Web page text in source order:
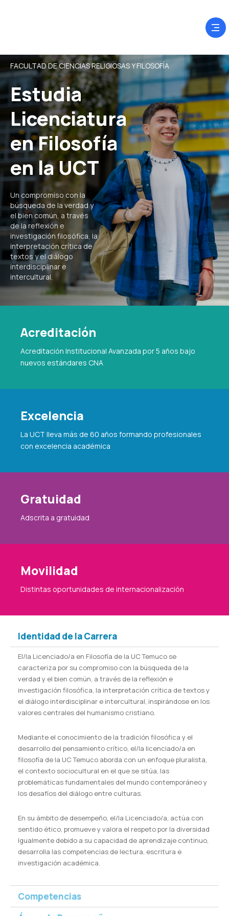
FACULTAD DE CIENCIAS RELIGIOSAS Y FILOSOFÍA
Estudia
Licenciatura
en Filosofía
en la UCT
Un compromiso con la
búsqueda de la verdad y
el bien común, a través
de la reflexión e
investigación filosófica, la
interpretación crítica de
textos y el diálogo
interdisciplinar e
intercultural.
Acreditación
Acreditación Institucional Avanzada por 5 años bajo
nuevos estándares CNA
Excelencia
La UCT lleva más de 60 años formando profesionales
con excelencia académica
Gratuidad
Adscrita a gratuidad
Movilidad
Distintas oportunidades de internacionalización
Identidad de la Carrera
El/la Licenciado/a en Filosofía de la UC Temuco se
caracteriza por su compromiso con la búsqueda de la
verdad y el bien común, a través de la reflexión e
investigación filosófica, la interpretación crítica de textos y
el diálogo interdisciplinar e intercultural, inspirándose en los
valores centrales del humanismo cristiano.
Mediante el conocimiento de la tradición filosófica y el
desarrollo del pensamiento crítico, el/la licenciado/a en
filosofía de la UC Temuco aborda con un enfoque pluralista,
el contexto sociocultural en el que se sitúa, las
problemáticas fundamentales del mundo contemporáneo y
los desafíos del diálogo entre culturas.
En su ámbito de desempeño, el/la Licenciado/a, actúa con
sentido ético, promueve y valora el respeto por la diversidad
Igualmente debido a su capacidad de aprendizaje continuo,
desarrolla las competencias de lectura, escritura e
investigación académica.
Competencias